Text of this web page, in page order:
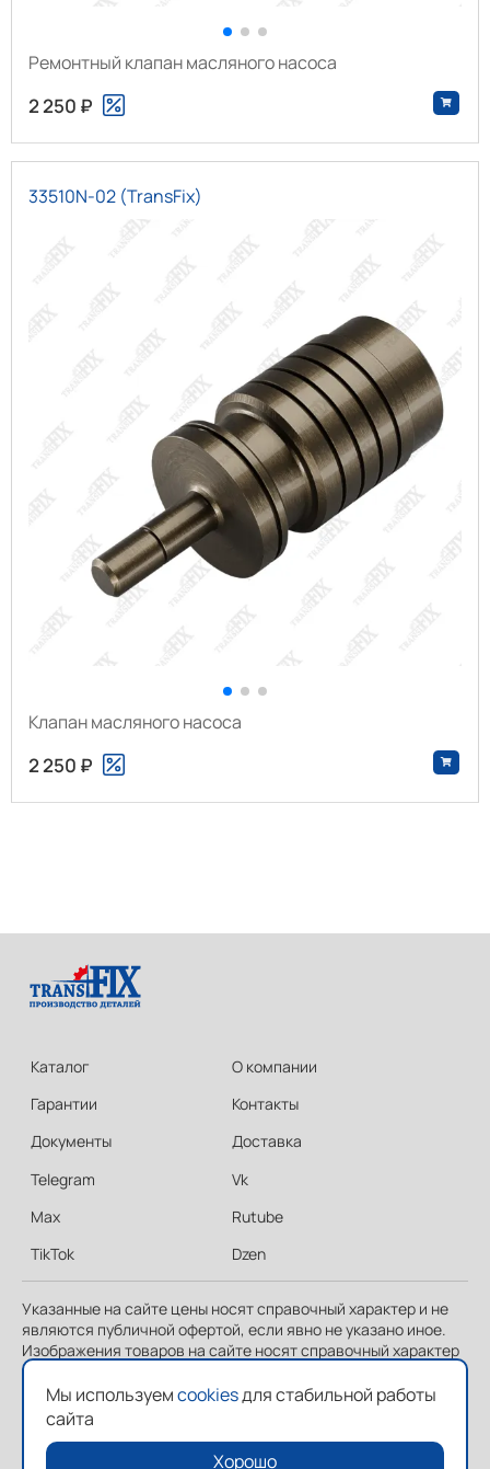
Ремонтный клапан масляного насоса
2 250 ₽
33510N-02 (TransFix)
Клапан масляного насоса
2 250 ₽
Каталог
Гарантии
Документы
О компании
Контакты
Доставка
Telegram
Max
TikTok
Vk
Rutube
Dzen
Указанные на сайте цены носят справочный характер и не
являются публичной офертой, если явно не указано иное.
Изображения товаров на сайте носят справочный характер
и могут отличаться от фактических изображений.
@2026 TRANSFIX Все права защищены
Политика конфиденциальности
Мы используемcookiesдля стабильной работы
сайта
Хорошо